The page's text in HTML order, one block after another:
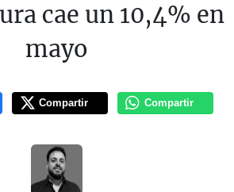
cae un 10,4% en
mayo
Compartir Compartir